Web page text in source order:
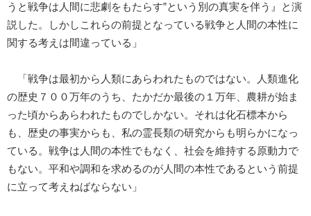
うと戦争は人間に悲劇をもたらす”という別の真実を伴う』と演
説した。しかしこれらの前提となっている戦争と人間の本性に
関する考えは間違っている」
「戦争は最初から人類にあらわれたものではない。人類進化
の歴史７００万年のうち、たかだか最後の１万年、農耕が始ま
った頃からあらわれたものでしかない。それは化石標本から
も、歴史の事実からも、私の霊長類の研究からも明らかになっ
ている。戦争は人間の本性でもなく、社会を維持する原動力で
もない。平和や調和を求めるのが人間の本性であるという前提
に立って考えねばならない」